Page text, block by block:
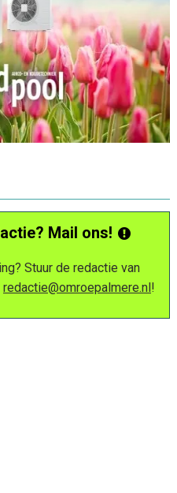
Mail ons!
Stuur de redactie van
redactie@omroepalmere.nl!